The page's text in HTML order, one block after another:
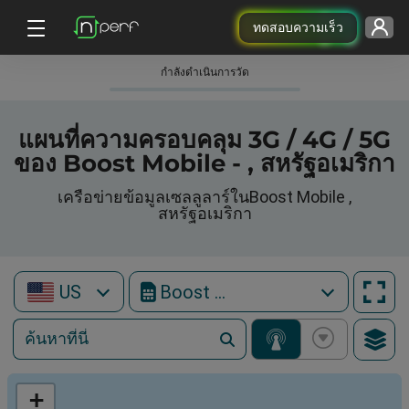
ทดสอบความเร็ว
กําลังดําเนินการวัด
แผนที่ความครอบคลุม 3G / 4G / 5G
ของ Boost Mobile - , สหรัฐอเมริกา
เครือข่ายข้อมูลเซลลูลาร์ในBoost Mobile ,
สหรัฐอเมริกา
US Boost Mobile
+